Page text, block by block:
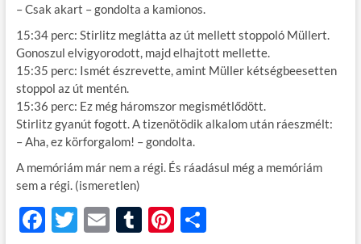
– Csak akart – gondolta a kamionos.
15:34 perc: Stirlitz meglátta az út mellett stoppoló Müllert.
Gonoszul elvigyorodott, majd elhajtott mellette.
15:35 perc: Ismét észrevette, amint Müller kétségbeesetten
stoppol az út mentén.
15:36 perc: Ez még háromszor megismétlődött.
Stirlitz gyanút fogott. A tizenötödik alkalom után ráeszmélt:
– Aha, ez körforgalom! – gondolta.
A memóriám már nem a régi. És ráadásul még a memóriám
sem a régi. (ismeretlen)
F T E T Pi O